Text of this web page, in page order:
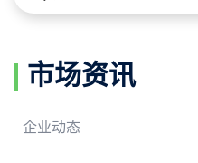
市场资讯
企业动态